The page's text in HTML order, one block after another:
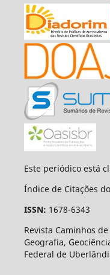
Este periódico está
Índice de Citações
ISSN: 1678-6343
Revista Caminhos
Geografia,
Federal de